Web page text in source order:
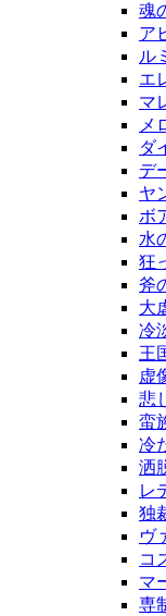
魂
ア
ル
エ
マ
メ
ダ
デ
ヤ
ボ
水
狂
斧
大
冷
王
虚
悲
蛮
冷
洒
レ
独
ヴ
コ
マ
専